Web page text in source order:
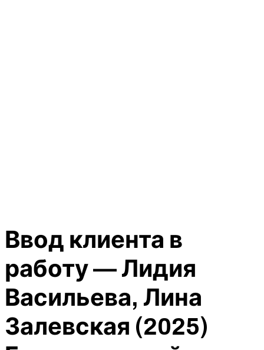
Ввод клиента в
работу — Лидия
Васильева, Лина
Залевская (2025)